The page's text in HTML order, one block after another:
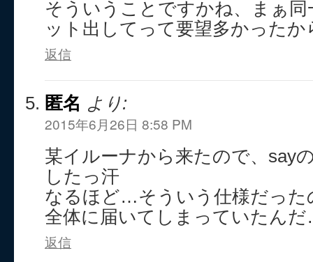
そういうことですかね、まぁ
ット出してって要望多かった
返信
匿名 より:
2015年6月26日 8:58 PM
某イルーナから来たので、say
したっ汗
なるほど…そういう仕様だっ
全体に届いてしまっていたん
返信